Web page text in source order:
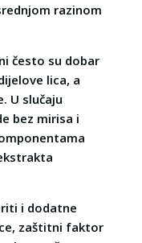
razinom
često su dobar
lica, a
U slučaju
bez mirisa i
i dodatne
zaštitni faktor